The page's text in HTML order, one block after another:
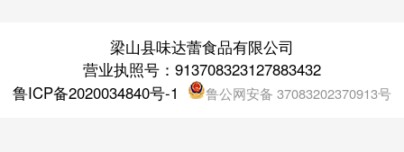
梁山县味达蕾食品有限公司
营业执照号：913708323127883432
鲁ICP备2020034840号-1
鲁公网安备 37083202370913号